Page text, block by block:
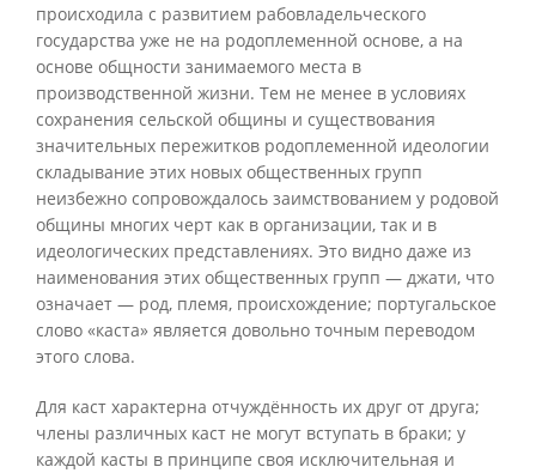
происходила с развитием рабовладельческого
государства уже не на родоплеменной основе, а на
основе общности занимаемого места в
производственной жизни. Тем не менее в условиях
сохранения сельской общины и существования
значительных пережитков родоплеменной идеологии
складывание этих новых общественных групп
неизбежно сопровождалось заимствованием у родовой
общины многих черт как в организации, так и в
идеологических представлениях. Это видно даже из
наименования этих общественных групп — джати, что
означает — род, племя, происхождение; португальское
слово «каста» является довольно точным переводом
этого слова.
Для каст характерна отчуждённость их друг от друга;
члены различных каст не могут вступать в браки; у
каждой касты в принципе своя исключительная и